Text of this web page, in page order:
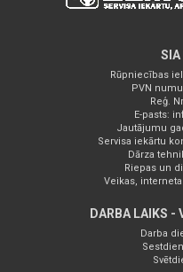
SIA
Rūpniecības
PVN
Reģ.
E-pasts:
Jautājumu
Servisa iekārtu
Dārza
Riepas un
Veikas, interneta
DARBA LAIKS -
Darba